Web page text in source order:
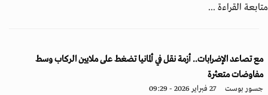
متابعة القراءة ...
مع تصاعد الإضرابات.. أزمة نقل في ألمانيا تضغط على ملايين الركاب وسط
مفاوضات متعثرة
جسور بوست 27 فبراير 2026 - 09:29